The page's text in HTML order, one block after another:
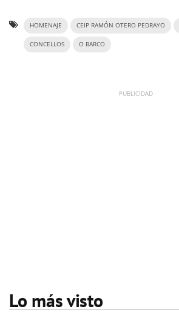
HOMENAJE CEIP RAMÓN OTERO PEDRAYO
CONCELLOS O BARCO
Lo más visto